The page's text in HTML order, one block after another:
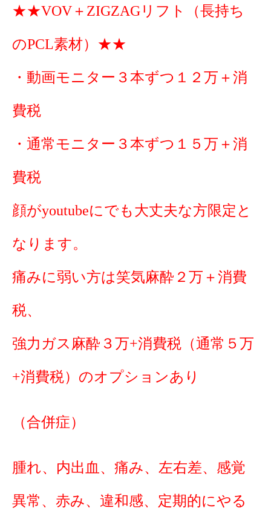
★★VOV＋ZIGZAGリフト（長持ち
のPCL素材）★★
・動画モニター３本ずつ１２万＋消
費税
・通常モニター３本ずつ１５万＋消
費税
顔がyoutubeにでも大丈夫な方限定と
なります。
痛みに弱い方は笑気麻酔２万＋消費
税、
強力ガス麻酔３万+消費税（通常５万
+消費税）のオプションあり
（合併症）
腫れ、内出血、痛み、左右差、感覚
異常、赤み、違和感、定期的にやる